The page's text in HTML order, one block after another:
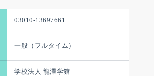
03010-13697661
一般（フルタイム）
学校法人 龍澤学館